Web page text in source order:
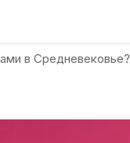
в Средневековье?